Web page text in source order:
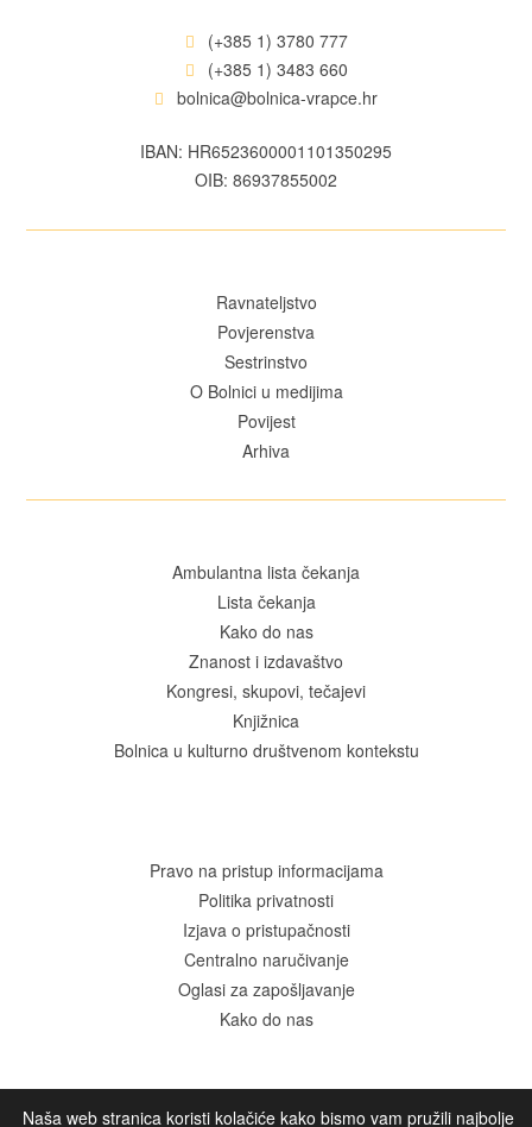
(+385 1) 3780 777
(+385 1) 3483 660
bolnica@bolnica-vrapce.hr
IBAN: HR6523600001101350295
OIB: 86937855002
Ravnateljstvo
Povjerenstva
Sestrinstvo
O Bolnici u medijima
Povijest
Arhiva
Ambulantna lista čekanja
Lista čekanja
Kako do nas
Znanost i izdavaštvo
Kongresi, skupovi, tečajevi
Knjižnica
Bolnica u kulturno društvenom kontekstu
Pravo na pristup informacijama
Politika privatnosti
Izjava o pristupačnosti
Centralno naručivanje
Oglasi za zapošljavanje
Kako do nas
Naša web stranica koristi kolačiće kako bismo vam pružili najbolje